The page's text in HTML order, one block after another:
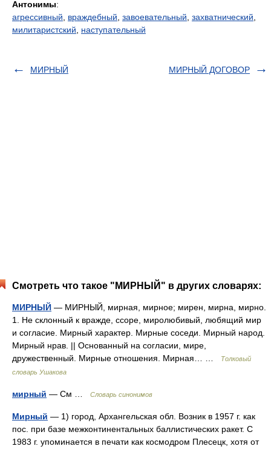
Антонимы:
агрессивный
враждебный завоевательный захватнический
милитаристский
наступательный
МИРНЫЙ МИРНЫЙ ДОГОВОР
Смотреть что такое "МИРНЫЙ" в других словарях:
МИРНЫЙ — МИРНЫЙ, мирная, мирное; мирен, мирна, мирно.
1. Не склонный к вражде, ссоре, миролюбивый, любящий мир
и согласие. Мирный характер. Мирные соседи. Мирный народ.
Мирный нрав. || Основанный на согласии, мире,
дружественный. Мирные отношения. Мирная… …
Толковый
словарь Ушакова
мирный — См … Словарь синонимов
Мирный — 1) город, Архангельская обл. Возник в 1957 г. как
пос. при базе межконтинентальных баллистических ракет. С
1983 г. упоминается в печати как космодром Плесецк, хотя от